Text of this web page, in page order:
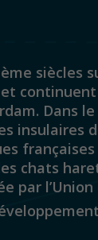
siècles
Dans
insulaires
chats
par